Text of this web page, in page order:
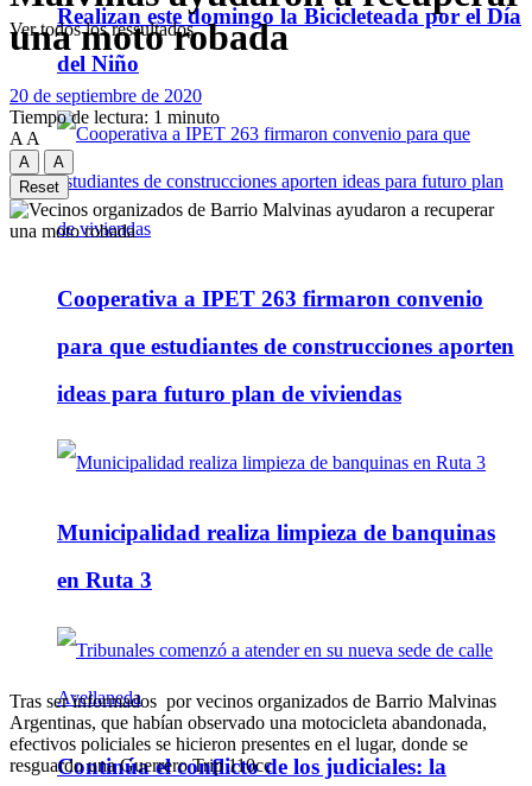
Realizan este domingo la Bicicleteada por el Día
del Niño
Cooperativa a IPET 263 firmaron convenio
para que estudiantes de construcciones aporten
ideas para futuro plan de viviendas
Municipalidad realiza limpieza de banquinas
en Ruta 3
Continúa el conflicto de los judiciales: la
Ver todos los ressultados
una moto robada
20 de septiembre de 2020
Tiempo de lectura: 1 minuto
A A
A
A
Reset
Tras ser informados por vecinos organizados de Barrio Malvinas
Argentinas, que habían observado una motocicleta abandonada,
efectivos policiales se hicieron presentes en el lugar, donde se
resguardo una Guerrero Trip 110cc